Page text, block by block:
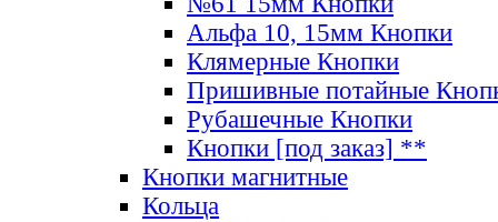
Альфа 10, 15мм Кнопки
Клямерные Кнопки
Пришивные потайные
Рубашечные Кнопки
Кнопки [под заказ] **
Кнопки магнитные
Кольца